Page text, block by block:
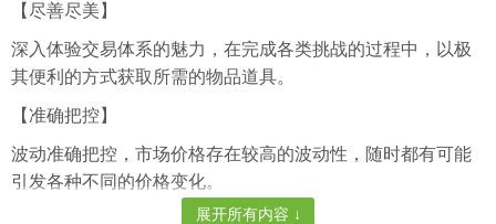
【尽善尽美】
深入体验交易体系的魅力，在完成各类挑战的过程中，以极
其便利的方式获取所需的物品道具。
【准确把控】
波动准确把控，市场价格存在较高的波动性，随时都有可能
引发各种不同的价格变化。
展开所有内容 ↓